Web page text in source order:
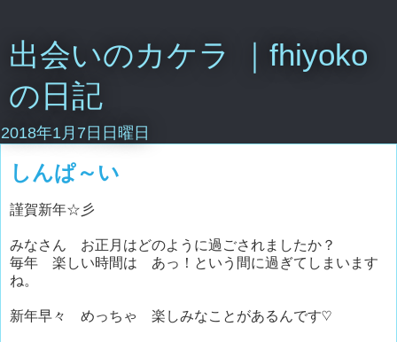
出会いのカケラ ｜fhiyoko
の日記
2018年1月7日日曜日
しんぱ～い
謹賀新年☆彡
みなさん お正月はどのように過ごされましたか？
毎年 楽しい時間は あっ！という間に過ぎてしまいます
ね。
新年早々 めっちゃ 楽しみなことがあるんです♡